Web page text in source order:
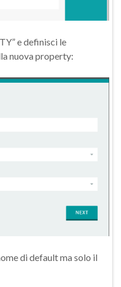
e definisci le
nuova property:
di default ma solo il